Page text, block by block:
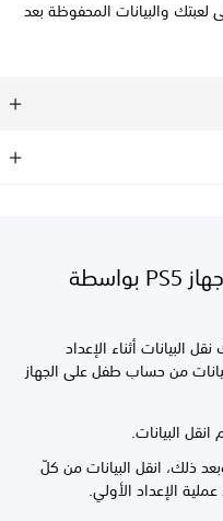
والبيانات المحفوظة بعد
هل يمكنني نقل البيانات إلى جهاز PS5 بواسطة
أثناء الإعداد
من حساب طفل على الجهاز
البيانات.
ذلك، انقل البيانات من كلّ
الإعداد الأولي.